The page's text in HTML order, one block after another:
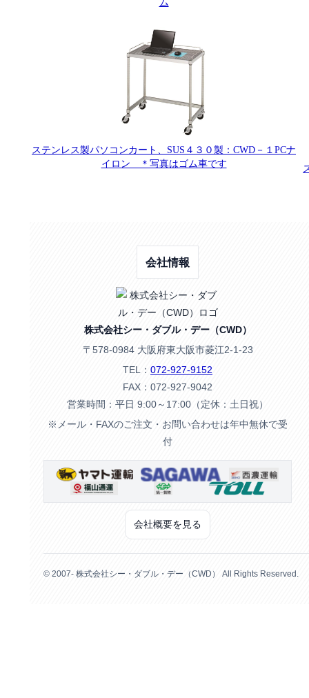
ム
ステンレス製パソコンカート、SUS４３０製：CWD－１PCナ
イロン ＊写真はゴム車です
会社情報
株式会社シー・ダブル・デー（CWD）
〒578-0984 大阪府東大阪市菱江2-1-23
TEL： 072-927-9152
FAX：072-927-9042
営業時間：平日 9:00～17:00（定休：土日祝）
※メール・FAXのご注文・お問い合わせは年中無休で受
付
会社概要を見る
© 2007- 株式会社シー・ダブル・デー（CWD） All Rights Reserved.